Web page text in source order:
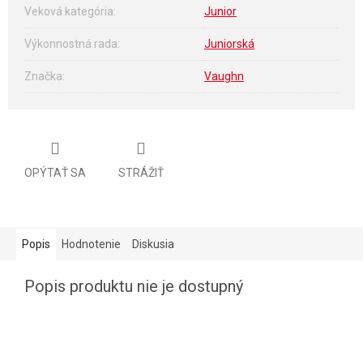
Veková kategória: Junior
Výkonnostná rada: Juniorská
Značka: Vaughn
OPÝTAŤ SA STRÁŽIŤ
Popis Hodnotenie Diskusia
Popis produktu nie je dostupný